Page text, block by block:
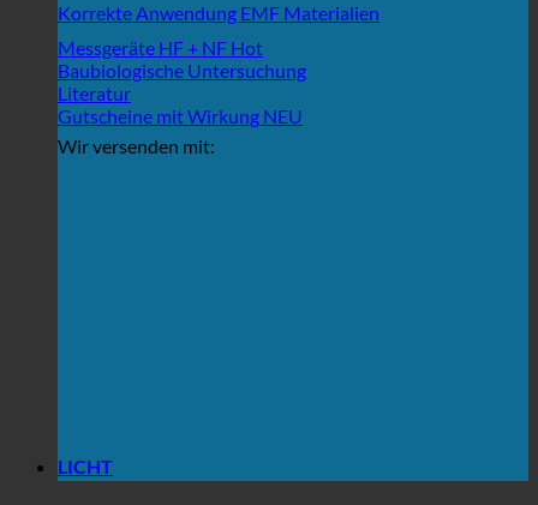
Korrekte Anwendung EMF Materialien
Messgeräte HF + NF
Baubiologische Untersuchung
Literatur
Gutscheine mit Wirkung
Wir versenden mit:
LICHT